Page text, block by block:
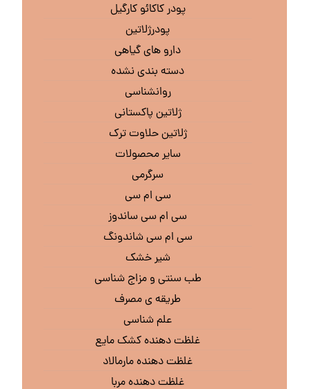
پودر کاکائو کارگیل
پودرژلاتین
دارو های گیاهی
دسته بندی نشده
روانشناسی
ژلاتین پاکستانی
ژلاتین حلاوت ترک
سایر محصولات
سرگرمی
سی ام سی
سی ام سی ساندوز
سی ام سی شاندونگ
شیر خشک
طب سنتی و مزاج شناسی
طریقه ی مصرف
علم شناسی
غلظت دهنده کشک مایع
غلظت دهنده مارمالاد
غلظت دهنده مربا